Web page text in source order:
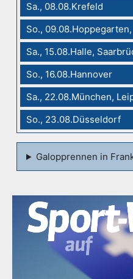
Sa., 08.08.Krefeld
So.,
Sa., 15.08.Halle,
So., 16.08.Hannover
Sa., 22.08.München,
So., 23.08.Düsseldorf
Galopprennen in